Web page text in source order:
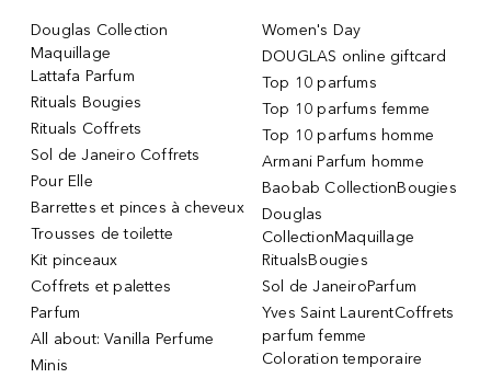
Douglas Collection
Maquillage
Lattafa Parfum
Rituals Bougies
Rituals Coffrets
Sol de Janeiro Coffrets
Pour Elle
Barrettes et pinces à cheveux
Trousses de toilette
Kit pinceaux
Coffrets et palettes
Parfum
All about: Vanilla Perfume
Minis
Women's Day
DOUGLAS online giftcard
Top 10 parfums
Top 10 parfums femme
Top 10 parfums homme
Armani Parfum homme
Baobab CollectionBougies
Douglas
CollectionMaquillage
RitualsBougies
Sol de JaneiroParfum
Yves Saint LaurentCoffrets
parfum femme
Coloration temporaire